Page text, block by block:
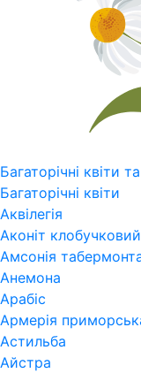
Багаторічні квіти
Багаторічні квіти
Аквілегія
Аконіт клобучковий
Амсонія
Анемона
Арабіс
Армерія
Астильба
Айстра